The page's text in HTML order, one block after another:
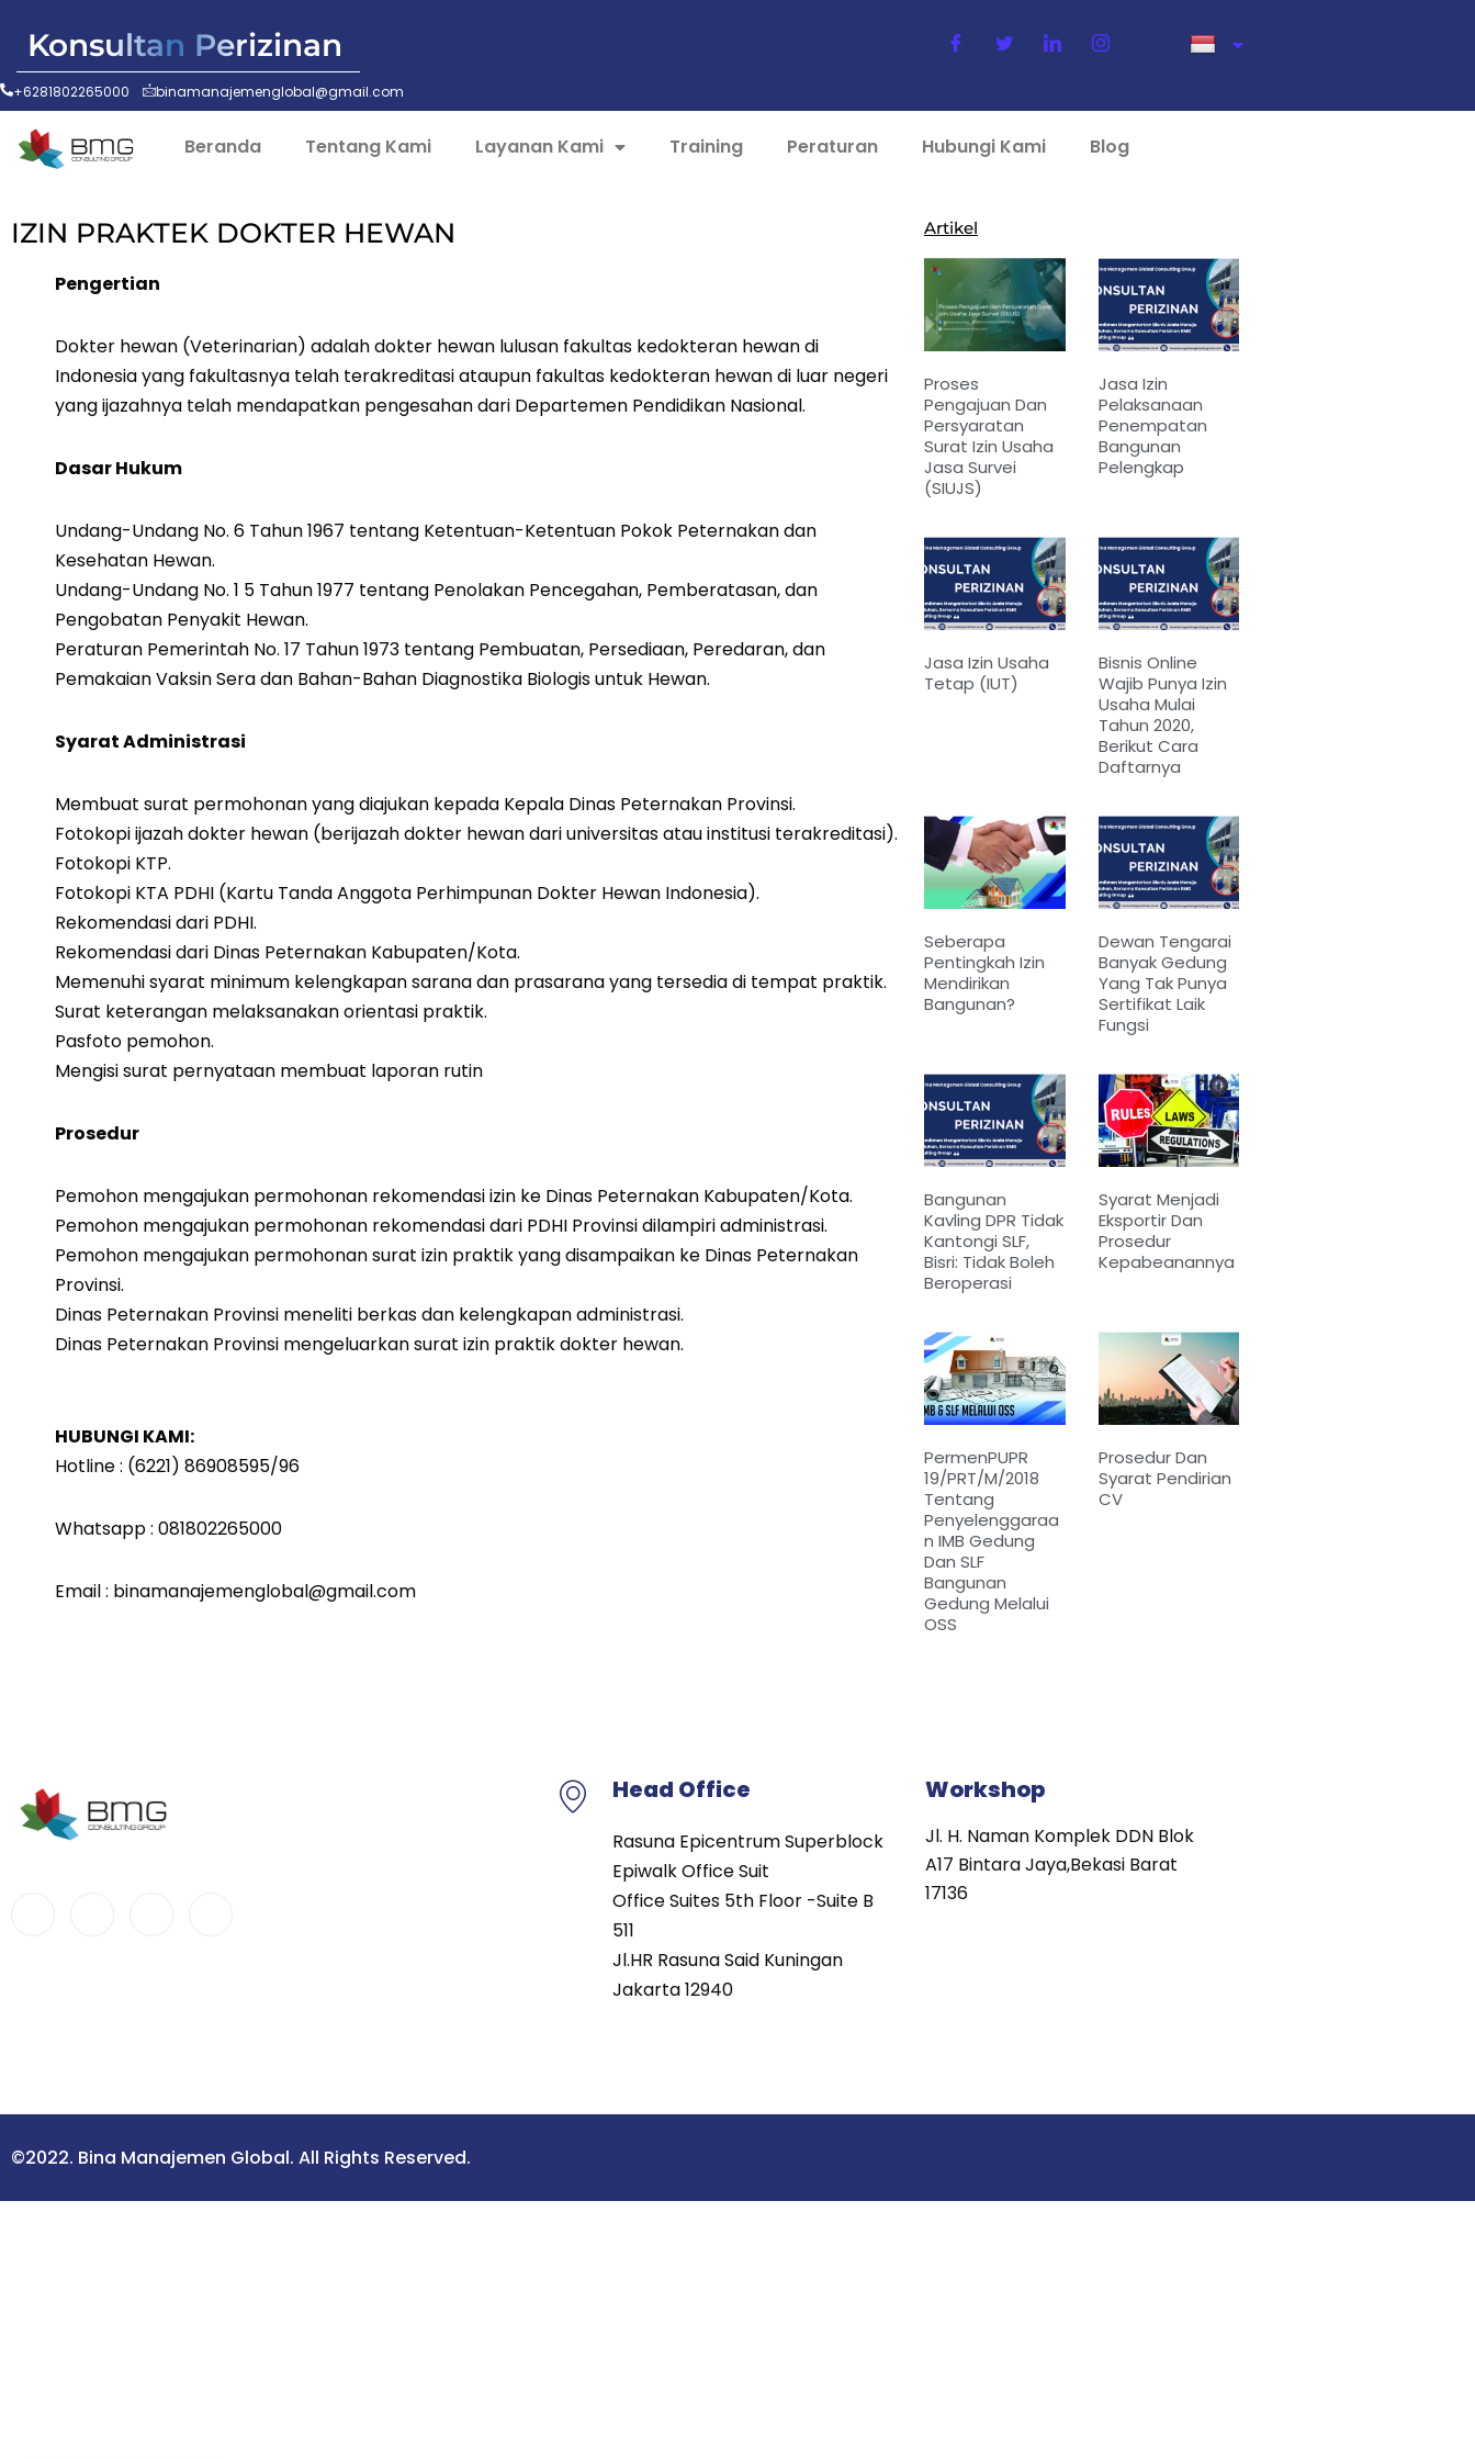
Konsultan Perizinan
+6281802265000 binamanajemenglobal@gmail.com
Beranda Tentang Kami Layanan Kami Training Peraturan Hubungi Kami Blog
IZIN PRAKTEK DOKTER HEWAN
Pengertian
Dokter hewan (Veterinarian) adalah dokter hewan lulusan fakultas kedokteran hewan di
Indonesia yang fakultasnya telah terakreditasi ataupun fakultas kedokteran hewan di luar negeri
yang ijazahnya telah mendapatkan pengesahan dari Departemen Pendidikan Nasional.
Dasar Hukum
Undang-Undang No. 6 Tahun 1967 tentang Ketentuan-Ketentuan Pokok Peternakan dan
Kesehatan Hewan.
Undang-Undang No. 1 5 Tahun 1977 tentang Penolakan Pencegahan, Pemberatasan, dan
Pengobatan Penyakit Hewan.
Peraturan Pemerintah No. 17 Tahun 1973 tentang Pembuatan, Persediaan, Peredaran, dan
Pemakaian Vaksin Sera dan Bahan-Bahan Diagnostika Biologis untuk Hewan.
Syarat Administrasi
Membuat surat permohonan yang diajukan kepada Kepala Dinas Peternakan Provinsi.
Fotokopi ijazah dokter hewan (berijazah dokter hewan dari universitas atau institusi terakreditasi).
Fotokopi KTP.
Fotokopi KTA PDHI (Kartu Tanda Anggota Perhimpunan Dokter Hewan Indonesia).
Rekomendasi dari PDHI.
Rekomendasi dari Dinas Peternakan Kabupaten/Kota.
Memenuhi syarat minimum kelengkapan sarana dan prasarana yang tersedia di tempat praktik.
Surat keterangan melaksanakan orientasi praktik.
Pasfoto pemohon.
Mengisi surat pernyataan membuat laporan rutin
Prosedur
Pemohon mengajukan permohonan rekomendasi izin ke Dinas Peternakan Kabupaten/Kota.
Pemohon mengajukan permohonan rekomendasi dari PDHI Provinsi dilampiri administrasi.
Pemohon mengajukan permohonan surat izin praktik yang disampaikan ke Dinas Peternakan
Provinsi.
Dinas Peternakan Provinsi meneliti berkas dan kelengkapan administrasi.
Dinas Peternakan Provinsi mengeluarkan surat izin praktik dokter hewan.
HUBUNGI KAMI:
Hotline : (6221) 86908595/96
Whatsapp : 081802265000
Email : binamanajemenglobal@gmail.com
Artikel
Proses
Pengajuan Dan
Persyaratan
Surat Izin Usaha
Jasa Survei
(SIUJS)
Jasa Izin
Pelaksanaan
Penempatan
Bangunan
Pelengkap
Jasa Izin Usaha
Tetap (IUT)
Bisnis Online
Wajib Punya Izin
Usaha Mulai
Tahun 2020,
Berikut Cara
Daftarnya
Seberapa
Pentingkah Izin
Mendirikan
Bangunan?
Dewan Tengarai
Banyak Gedung
Yang Tak Punya
Sertifikat Laik
Fungsi
Bangunan
Kavling DPR Tidak
Kantongi SLF,
Bisri: Tidak Boleh
Beroperasi
Syarat Menjadi
Eksportir Dan
Prosedur
Kepabeanannya
PermenPUPR
19/PRT/M/2018
Tentang
Penyelenggaraa
N IMB Gedung
Dan SLF
Bangunan
Gedung Melalui
OSS
Prosedur Dan
Syarat Pendirian
CV
Head Office
Rasuna Epicentrum Superblock
Epiwalk Office Suit
Office Suites 5th Floor -Suite B
511
Jl.HR Rasuna Said Kuningan
Jakarta 12940
Workshop
Jl. H. Naman Komplek DDN Blok
A17 Bintara Jaya,Bekasi Barat
17136
©2022. Bina Manajemen Global. All Rights Reserved.